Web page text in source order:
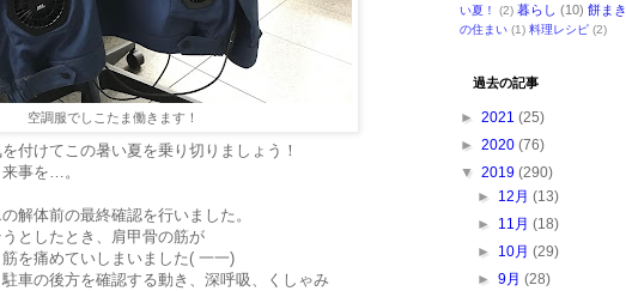
空調服でしこたま働きます！
付けてこの暑い夏を乗り切りましょう！
事を…。
解体前の最終確認を行いました。
としたとき、肩甲骨の筋が
を痛めていしまいました( 一一)
車の後方を確認する動き、深呼吸、くしゃみ
い夏！
(2) 暮らし (10) 餅まき
の住まい (1) 料理レシピ (2)
過去の記事
► 2021 (25)
► 2020 (76)
▼ 2019 (290)
► 12月 (13)
► 11月 (18)
► 10月 (29)
►9月 (28)